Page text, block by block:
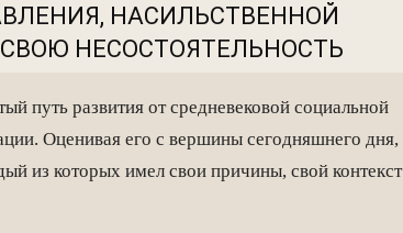
НАСИЛЬСТВЕННОЙ
НЕСОСТОЯТЕЛЬНОСТЬ
путь развития от средневековой социальной
Оценивая его с вершины сегодняшнего дня,
из которых имел свои причины, свой контекст